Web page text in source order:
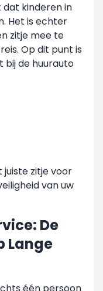
kinderen in
Het is echter
zitje mee te
Op dit punt is
bij de huurauto
juiste zitje voor
van uw
De
Lange